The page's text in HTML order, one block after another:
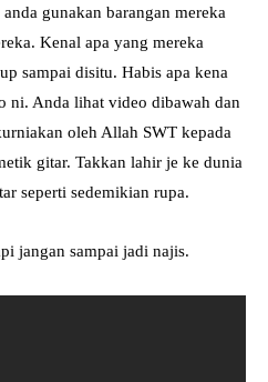
gunakan barangan mereka
Kenal apa yang mereka
sampai disitu. Habis apa kena
ni. Anda lihat video dibawah dan
oleh Allah SWT kepada
gitar. Takkan lahir je ke dunia
seperti sedemikian rupa.
jangan sampai jadi najis.